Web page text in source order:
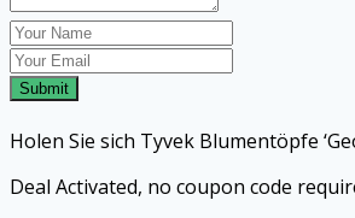
Submit
Holen Sie sich Tyvek Blumentöpfe
Deal Activated, no coupon code